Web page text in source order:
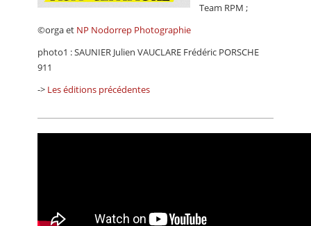
Team RPM ;
©orga et NP Nodorrep Photographie
photo1 : SAUNIER Julien VAUCLARE Frédéric PORSCHE
911
-> Les éditions précédentes